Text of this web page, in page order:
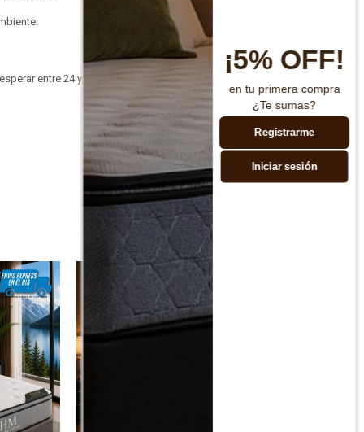
entre 24 y 48
¡5% OFF!
en tu primera compra
¿Te sumas?
Registrarme
Iniciar sesión